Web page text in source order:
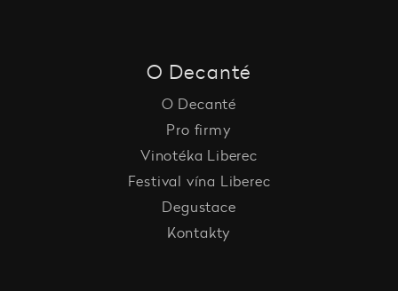
O Decanté
O Decanté
Pro firmy
Vinotéka Liberec
Festival vína Liberec
Degustace
Kontakty